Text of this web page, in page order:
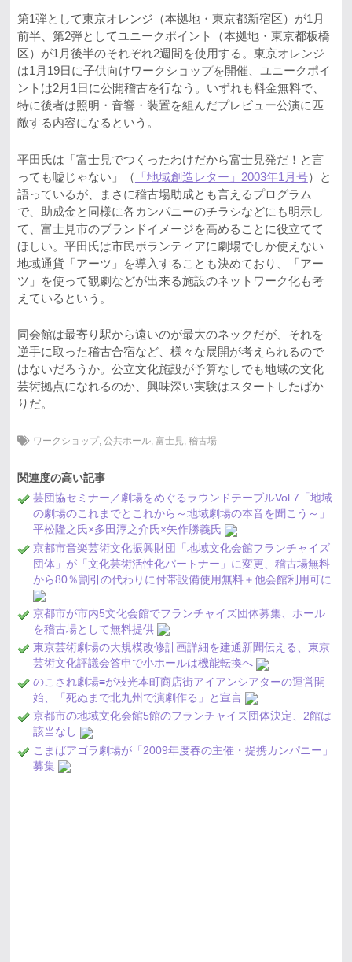
第1弾として東京オレンジ（本拠地・東京都新宿区）が1月
前半、第2弾としてユニークポイント（本拠地・東京都板橋
区）が1月後半のそれぞれ2週間を使用する。東京オレンジ
は1月19日に子供向けワークショップを開催、ユニークポイ
ントは2月1日に公開稽古を行なう。いずれも料金無料で、
特に後者は照明・音響・装置を組んだプレビュー公演に匹
敵する内容になるという。
平田氏は「富士見でつくったわけだから富士見発だ！と言
っても嘘じゃない」（
「地域創造レター」2003年1月号）と
語っているが、まさに稽古場助成とも言えるプログラム
で、助成金と同様に各カンパニーのチラシなどにも明示し
て、富士見市のブランドイメージを高めることに役立てて
ほしい。平田氏は市民ボランティアに劇場でしか使えない
地域通貨「アーツ」を導入することも決めており、「アー
ツ」を使って観劇などが出来る施設のネットワーク化も考
えているという。
同会館は最寄り駅から遠いのが最大のネックだが、それを
逆手に取った稽古合宿など、様々な展開が考えられるので
はないだろうか。公立文化施設が予算なしでも地域の文化
芸術拠点になれるのか、興味深い実験はスタートしたばか
りだ。
ワークショップ, 公共ホール, 富士見, 稽古場
関連度の高い記事
芸団協セミナー／劇場をめぐるラウンドテーブルVol.7「地域
の劇場のこれまでとこれから～地域劇場の本音を聞こう～」
平松隆之氏×多田淳之介氏×矢作勝義氏
京都市音楽芸術文化振興財団「地域文化会館フランチャイズ
団体」が「文化芸術活性化パートナー」に変更、稽古場無料
から80％割引の代わりに付帯設備使用無料＋他会館利用可に
京都市が市内5文化会館でフランチャイズ団体募集、ホール
を稽古場として無料提供
東京芸術劇場の大規模改修計画詳細を建通新聞伝える、東京
芸術文化評議会答申で小ホールは機能転換へ
のこされ劇場≡が枝光本町商店街アイアンシアターの運営開
始、「死ぬまで北九州で演劇作る」と宣言
京都市の地域文化会館5館のフランチャイズ団体決定、2館は
該当なし
こまばアゴラ劇場が「2009年度春の主催・提携カンパニー」
募集